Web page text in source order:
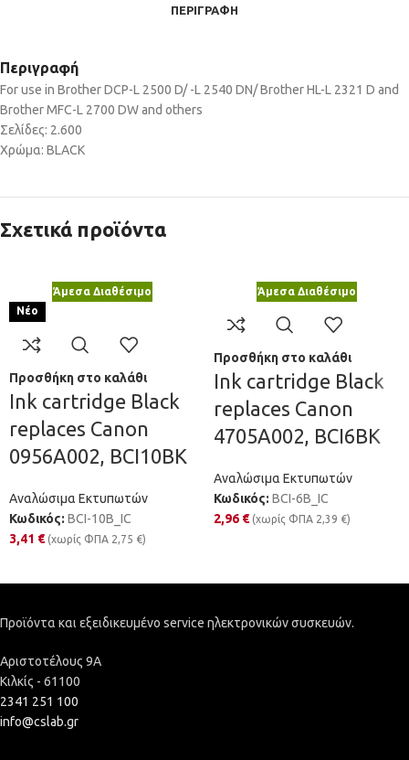
ΠΕΡΙΓΡΑΦΉ
Περιγραφή
For use in Brother DCP-L 2500 D/ -L 2540 DN/ Brother HL-L 2321 D and
Brother MFC-L 2700 DW and others
Σελίδες: 2.600
Χρώμα: BLACK
Σχετικά προϊόντα
Άμεσα Διαθέσιμο
Νέο
Προσθήκη στο καλάθι
Ink cartridge Black
replaces Canon
0956A002, BCI10BK
Αναλώσιμα Εκτυπωτών
Κωδικός: BCI-10B_IC
3,41 € (χωρίς ΦΠΑ 2,75 €)
Άμεσα Διαθέσιμο
Προσθήκη στο καλάθι
Ink cartridge Black
replaces Canon
4705A002, BCI6BK
Αναλώσιμα Εκτυπωτών
Κωδικός: BCI-6B_IC
2,96 € (χωρίς ΦΠΑ 2,39 €)
Προϊόντα και εξειδικευμένο service ηλεκτρονικών συσκευών.
Αριστοτέλους 9Α
Κιλκίς - 61100
2341 251 100
info@cslab.gr